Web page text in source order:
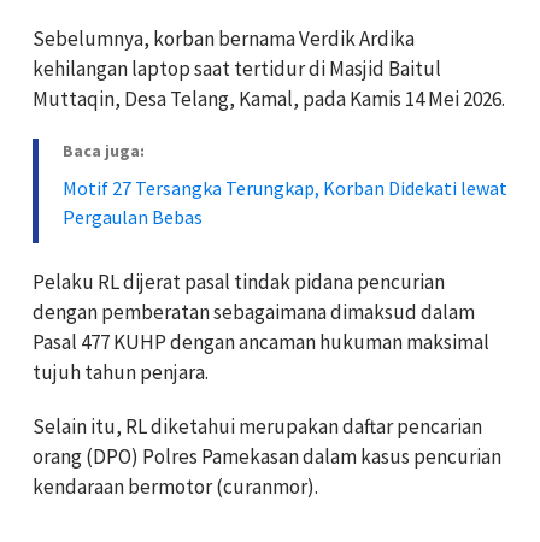
Sebelumnya, korban bernama Verdik Ardika
kehilangan laptop saat tertidur di Masjid Baitul
Muttaqin, Desa Telang, Kamal, pada Kamis 14 Mei 2026.
Baca juga:
Motif 27 Tersangka Terungkap, Korban Didekati lewat
Pergaulan Bebas
Pelaku RL dijerat pasal tindak pidana pencurian
dengan pemberatan sebagaimana dimaksud dalam
Pasal 477 KUHP dengan ancaman hukuman maksimal
tujuh tahun penjara.
Selain itu, RL diketahui merupakan daftar pencarian
orang (DPO) Polres Pamekasan dalam kasus pencurian
kendaraan bermotor (curanmor).